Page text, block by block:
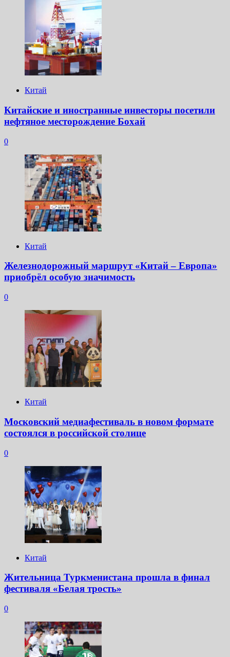
Китай
Китайские и иностранные инвесторы посетили
нефтяное месторождение Бохай
0
Китай
Железнодорожный маршрут «Китай – Европа»
приобрёл особую значимость
0
Китай
Московский медиафестиваль в новом формате
состоялся в российской столице
0
Китай
Жительница Туркменистана прошла в финал
фестиваля «Белая трость»
0